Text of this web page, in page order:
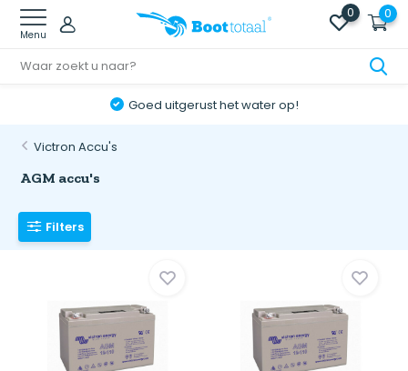
Menu
0 0
Goed uitgerust het water op!
Victron Accu's
AGM accu's
Filters